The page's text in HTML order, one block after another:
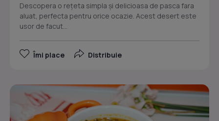
Descopera o rețeta simpla și delicioasa de pasca fara
aluat, perfecta pentru orice ocazie. Acest desert este
usor de facut...
Îmi place Distribuie